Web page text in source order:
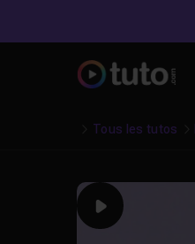
Tous les tutos
Play